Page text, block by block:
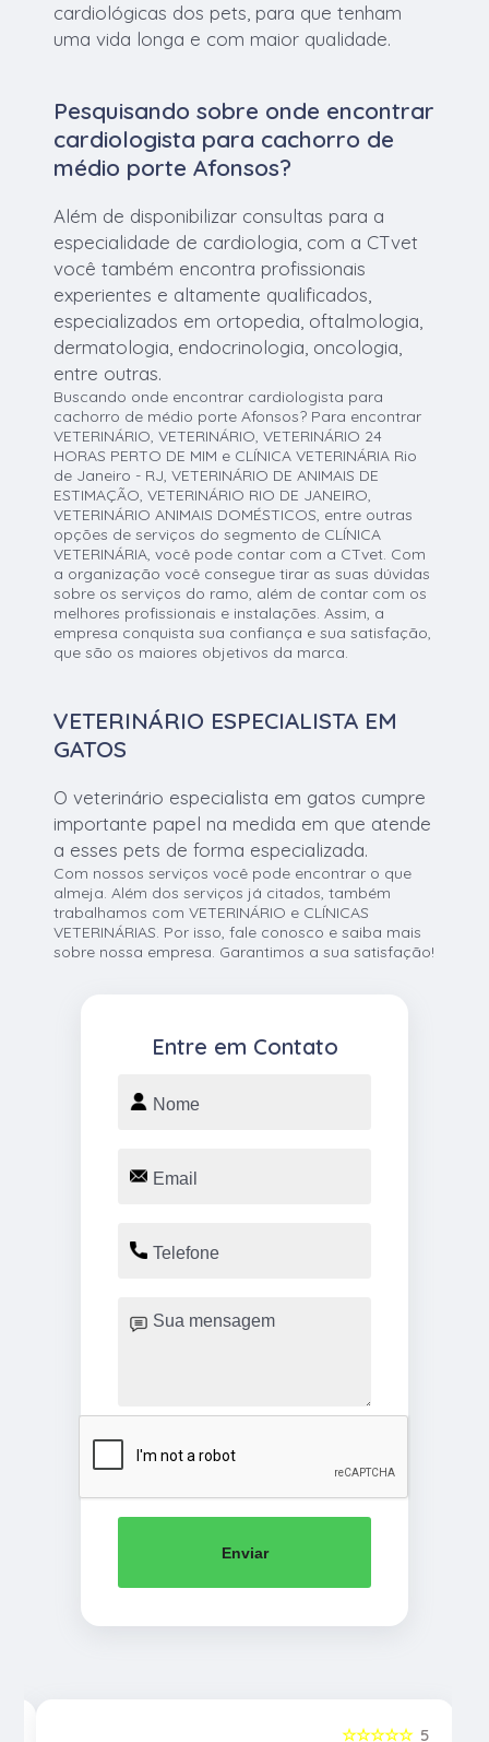
cardiológicas dos pets, para que tenham
uma vida longa e com maior qualidade.
Pesquisando sobre onde encontrar
cardiologista para cachorro de
médio porte Afonsos?
Além de disponibilizar consultas para a
especialidade de cardiologia, com a CTvet
você também encontra profissionais
experientes e altamente qualificados,
especializados em ortopedia, oftalmologia,
dermatologia, endocrinologia, oncologia,
entre outras.
Buscando onde encontrar cardiologista para
cachorro de médio porte Afonsos? Para encontrar
VETERINÁRIO, VETERINÁRIO, VETERINÁRIO 24
HORAS PERTO DE MIM e CLÍNICA VETERINÁRIA Rio
de Janeiro - RJ, VETERINÁRIO DE ANIMAIS DE
ESTIMAÇÃO, VETERINÁRIO RIO DE JANEIRO,
VETERINÁRIO ANIMAIS DOMÉSTICOS, entre outras
opções de serviços do segmento de CLÍNICA
VETERINÁRIA, você pode contar com a CTvet. Com
a organização você consegue tirar as suas dúvidas
sobre os serviços do ramo, além de contar com os
melhores profissionais e instalações. Assim, a
empresa conquista sua confiança e sua satisfação,
que são os maiores objetivos da marca.
VETERINÁRIO ESPECIALISTA EM
GATOS
O veterinário especialista em gatos cumpre
importante papel na medida em que atende
a esses pets de forma especializada.
Com nossos serviços você pode encontrar o que
almeja. Além dos serviços já citados, também
trabalhamos com VETERINÁRIO e CLÍNICAS
VETERINÁRIAS. Por isso, fale conosco e saiba mais
sobre nossa empresa. Garantimos a sua satisfação!
Entre em Contato
Enviar
5
☆☆☆☆☆